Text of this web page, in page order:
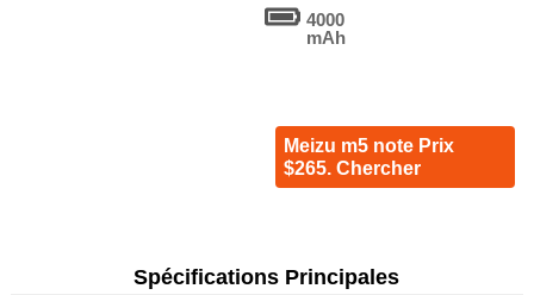
4000
mAh
Meizu m5 note Prix
$265. Chercher
Spécifications Principales